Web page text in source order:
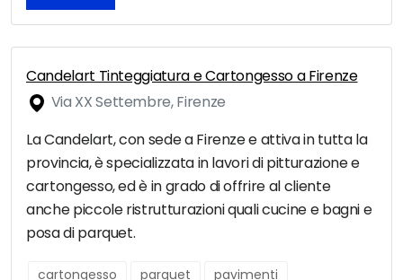
Candelart Tinteggiatura e Cartongesso a Firenze
Via XX Settembre, Firenze
La Candelart, con sede a Firenze e attiva in tutta la
provincia, è specializzata in lavori di pitturazione e
cartongesso, ed è in grado di offrire al cliente
anche piccole ristrutturazioni quali cucine e bagni e
posa di parquet.
cartongesso parquet
pavimenti